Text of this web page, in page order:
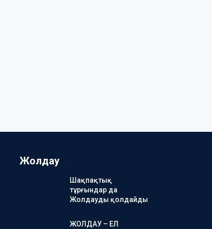
Жолдау
Шақпақтық
тұрғындар да
Жолдауды қолдайды
ЖОЛДАУ – ЕЛ